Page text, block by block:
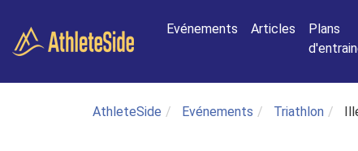
Evénements
Articles
Plans
AthleteSide Evénements Triathlon